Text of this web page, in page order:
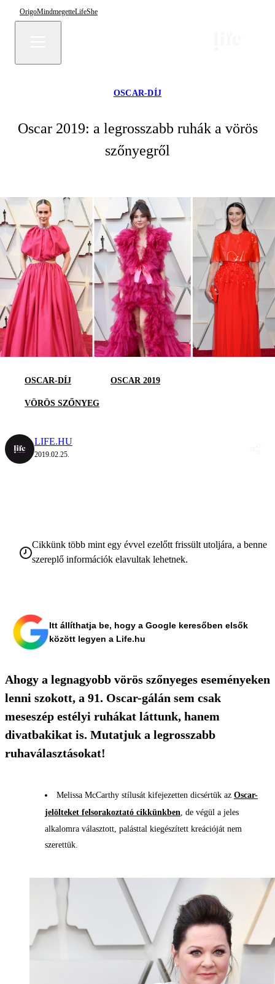
OrigoMindmegetteLifeShe
OSCAR-DÍJ
Oscar 2019: a legrosszabb ruhák a vörös
szőnyegről
OSCAR-DÍJ OSCAR 2019
VÖRÖS SZŐNYEG
LIFE.HU
2019.02.25.
Cikkünk több mint egy évvel ezelőtt frissült utoljára, a benne
szereplő információk elavultak lehetnek.
Itt állíthatja be, hogy a Google keresőben elsők
között legyen a Life.hu
Ahogy a legnagyobb vörös szőnyeges eseményeken
lenni szokott, a 91. Oscar-gálán sem csak
meseszép estélyi ruhákat láttunk, hanem
divatbakikat is. Mutatjuk a legrosszabb
ruhaválasztásokat!
Melissa McCarthy stílusát kifejezetten dicsértük az Oscar-
jelölteket felsorakoztató cikkünkben , de végül a jeles
alkalomra választott, palásttal kiegészített kreációját nem
szerettük.